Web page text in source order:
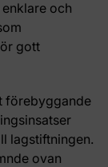
och
gott
förebyggande
lagstiftningen.
ovan